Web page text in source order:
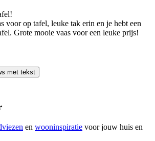
voor op tafel, leuke tak erin en je hebt een
Grote mooie vaas voor een leuke prijs!
met tekst
en wooninspiratie voor jouw huis en